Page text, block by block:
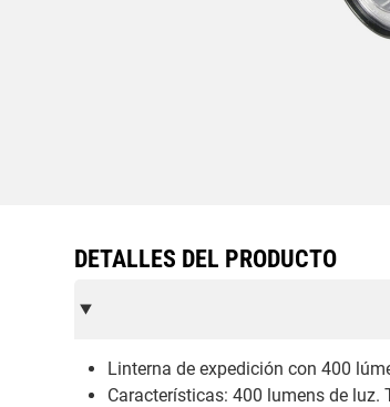
DETALLES DEL PRODUCTO
Linterna de expedición con 400
Características: 400 lumens de luz.